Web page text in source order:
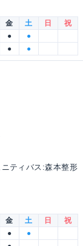
金 土 日
祝
●
●
● ●
ティバス:森本整形
金 土 日
祝
●
●